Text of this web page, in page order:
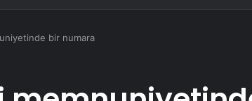
bir numara